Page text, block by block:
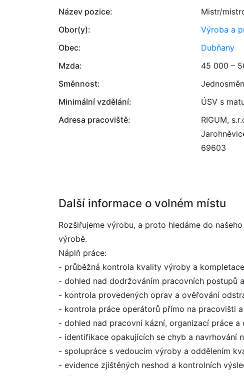
Název pozice:
Mistr/
Obor(y):
Výroba a
Obec:
Dubňany
Mzda:
45 000 –
Směnnost:
Minimální vzdělání:
ÚSV s
Adresa pracoviště:
RIGUM,
69603
Další informace o volném místu
Rozšiřujeme výrobu, a proto hledáme do
výrobě.
Náplň práce:
- průběžná kontrola kvality výroby a
- dohled nad dodržováním pracovních postupů
- kontrola provedených oprav a ověřování
- kontrola práce operátorů přímo na pracovišti
- dohled nad pracovní kázní, organizací práce
- identifikace opakujících se chyb a navrhování
- spolupráce s vedoucím výroby a oddělením
- evidence zjištěných neshod a kontrolních